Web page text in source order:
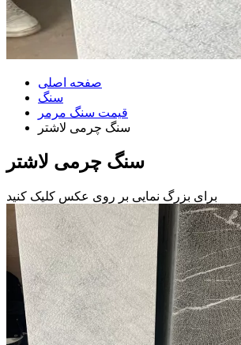
صفحه اصلی
سنگ
قیمت سنگ مرمر
سنگ چرمی لاشتر
سنگ چرمی لاشتر
برای بزرگ نمایی بر روی عکس کلیک کنید